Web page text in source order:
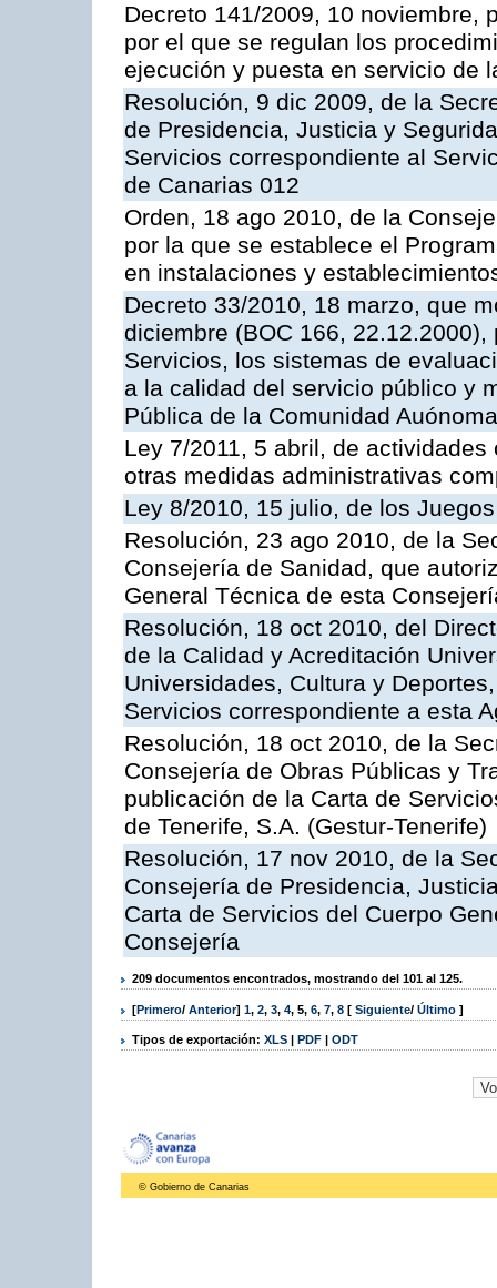
Decreto 141/2009, 10 noviembre,
por el que se regulan los
ejecución y puesta en servicio de
Resolución, 9 dic 2009, de la
de Presidencia, Justicia y
Servicios correspondiente al
de Canarias 012
Orden, 18 ago 2010, de la
por la que se establece el
en instalaciones y
Decreto 33/2010, 18 marzo, que
diciembre (BOC 166,
Servicios, los sistemas de
a la calidad del servicio público y
Pública de la Comunidad
Ley 7/2011, 5 abril, de
otras medidas administrativas
Ley 8/2010, 15 julio, de los
Resolución, 23 ago 2010, de la
Consejería de Sanidad, que
General Técnica de esta
Resolución, 18 oct 2010, del
de la Calidad y Acreditación
Universidades, Cultura y
Servicios correspondiente a esta
Resolución, 18 oct 2010, de la
Consejería de Obras Públicas y
publicación de la Carta de
de Tenerife, S.A. (Gestur-Tenerife)
Resolución, 17 nov 2010, de la
Consejería de Presidencia,
Carta de Servicios del Cuerpo
Consejería
209 documentos encontrados, mostrando del 101 al 125.
[Primero/ Anterior] 1, 2, 3, 4, 5, 6, 7, 8 [ Siguiente/ Último ]
Tipos de exportación: XLS | PDF | ODT
© Gobierno de Canarias